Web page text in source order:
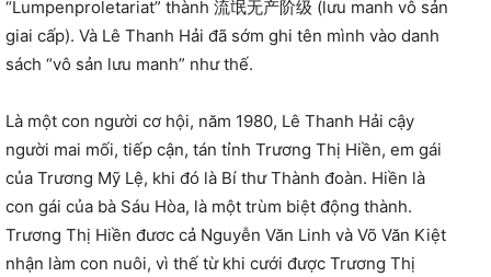
“Lumpenproletariat” thành 流氓无产阶级 (lưu manh vô sản
giai cấp). Và Lê Thanh Hải đã sớm ghi tên mình vào danh
sách “vô sản lưu manh” như thế.
Là một con người cơ hội, năm 1980, Lê Thanh Hải cậy
người mai mối, tiếp cận, tán tỉnh Trương Thị Hiền, em gái
của Trương Mỹ Lệ, khi đó là Bí thư Thành đoàn. Hiền là
con gái của bà Sáu Hòa, là một trùm biệt động thành.
Trương Thị Hiền đươc cả Nguyễn Văn Linh và Võ Văn Kiệt
nhận làm con nuôi, vì thế từ khi cưới được Trương Thị